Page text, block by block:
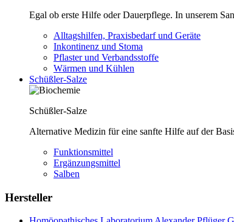
Egal ob erste Hilfe oder Dauerpflege. In unserem
Alltagshilfen, Praxisbedarf und Geräte
Inkontinenz und Stoma
Pflaster und Verbandsstoffe
Wärmen und Kühlen
Schüßler-Salze
Schüßler-Salze
Alternative Medizin für eine sanfte Hilfe auf der
Funktionsmittel
Ergänzungsmittel
Salben
Hersteller